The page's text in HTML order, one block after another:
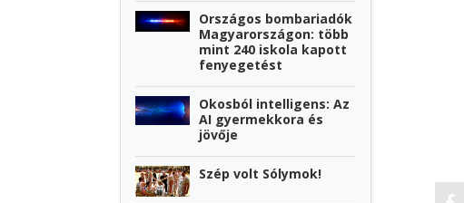
Országos bombariadók
Magyarországon: több
mint 240 iskola kapott
fenyegetést
Okosból intelligens: Az
AI gyermekkora és
jövője
Szép volt Sólymok!